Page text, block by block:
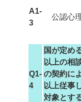
A1-
3
公認心
Q1-
4
国が定め
以上の相
の契約に
以上従事
対象とす